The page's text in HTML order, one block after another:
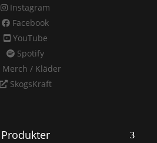
Instagram
Facebook
YouTube
Spotify
Merch / Kläder
SkogsKraft
Produkter